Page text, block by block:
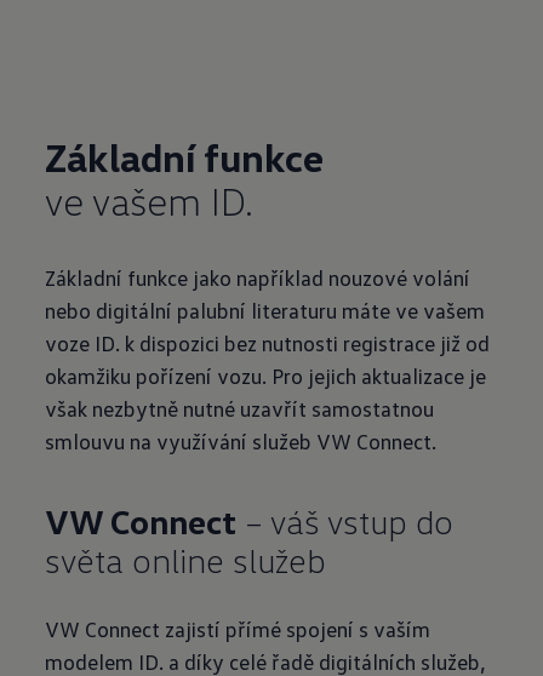
Základní funkce
ve vašem ID.
Základní funkce jako například nouzové volání
nebo digitální palubní literaturu máte ve vašem
voze ID. k dispozici bez nutnosti registrace již od
okamžiku pořízení vozu. Pro jejich aktualizace je
však nezbytně nutné uzavřít samostatnou
smlouvu na využívání služeb VW Connect.
VW Connect – váš vstup do
světa online služeb
VW Connect zajistí přímé spojení s vaším
modelem ID. a díky celé řadě digitálních služeb,